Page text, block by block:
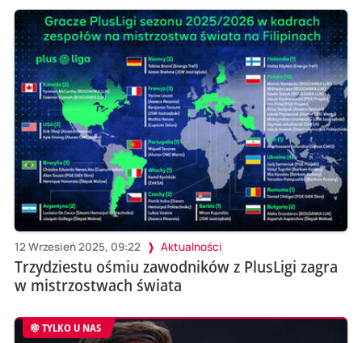
12 Wrzesień 2025, 09:22 Aktualności
Trzydziestu ośmiu zawodników z PlusLigi zagra
w mistrzostwach świata
TYLKO U NAS